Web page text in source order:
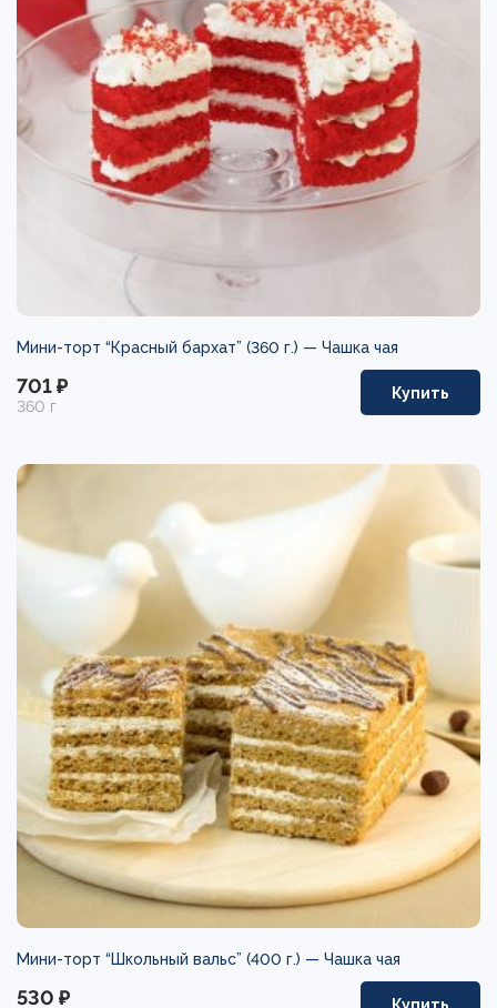
Мини-торт “Красный бархат” (360 г.) — Чашка чая
701 ₽
360 г
Купить
Мини-торт “Школьный вальс” (400 г.) — Чашка чая
530 ₽